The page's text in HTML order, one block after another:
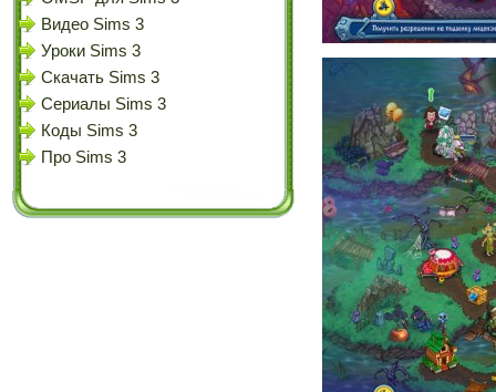
Видео Sims 3
Уроки Sims 3
Скачать Sims 3
Сериалы Sims 3
Коды Sims 3
Про Sims 3